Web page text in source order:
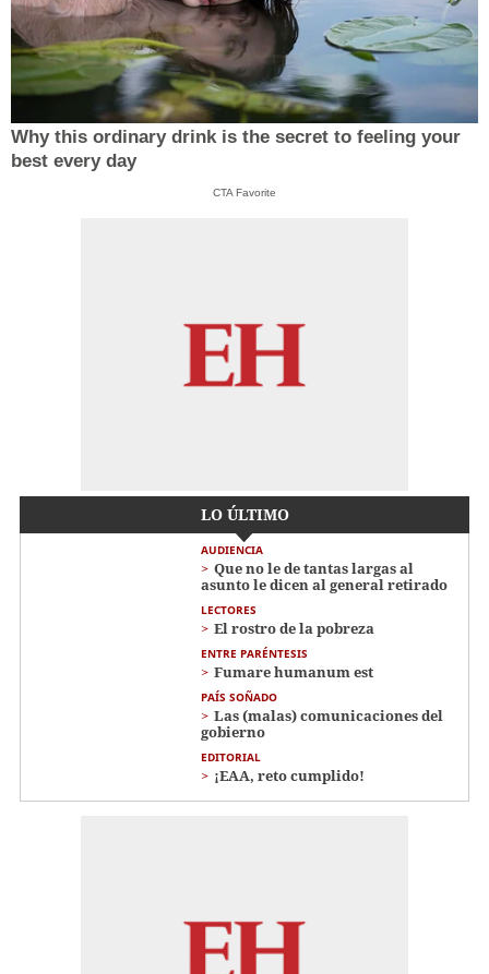
Why this ordinary drink is the secret to feeling your
best every day
CTA Favorite
LO ÚLTIMO
AUDIENCIA
Que no le de tantas largas al
asunto le dicen al general retirado
LECTORES
El rostro de la pobreza
ENTRE PARÉNTESIS
Fumare humanum est
PAÍS SOÑADO
Las (malas) comunicaciones del
gobierno
EDITORIAL
¡EAA, reto cumplido!